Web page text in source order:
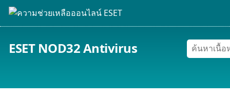
ESET NOD32 Antivirus